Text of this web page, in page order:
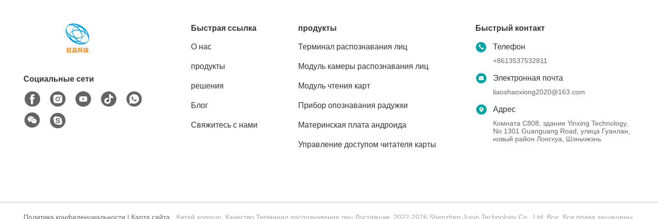
Социальные сети
Быстрая ссылка
О нас
продукты
решения
Блог
Свяжитесь с нами
продукты
Терминал распознавания лиц
Модуль камеры распознавания лиц
Модуль чтения карт
Прибор опознавания радужки
Материнская плата андроида
Управление доступом читателя карты
Быстрый контакт
Телефон
+8613537532811
Электронная почта
liaoshaoxiong2020@163.com
Адрес
Комната C808, здание Yinxing Technology,
No 1301 Guanguang Road, улица Гуанлан,
новый район Лонгхуа, Шэньчжэнь
Политика конфиденциальности | Карта сайта Китай хорошо. Качество Терминал распознавания лиц Доставщик. 2022-2026 Shenzhen Jupin Technology Co., Ltd. Все. Все права защищены.